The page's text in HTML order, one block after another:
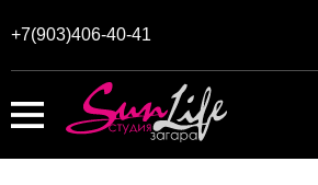
+7(903)406-40-41